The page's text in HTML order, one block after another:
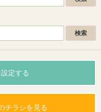
定する
チラシを見る